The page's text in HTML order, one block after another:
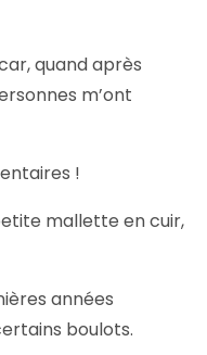
quand après
m’ont
!
mallette en cuir,
années
boulots.